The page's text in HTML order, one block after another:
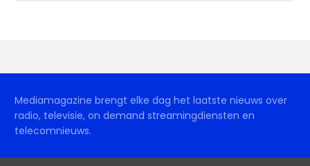
Mediamagazine brengt elke dag het laatste nieuws over
radio, televisie, on demand streamingdiensten en
telecomnieuws.